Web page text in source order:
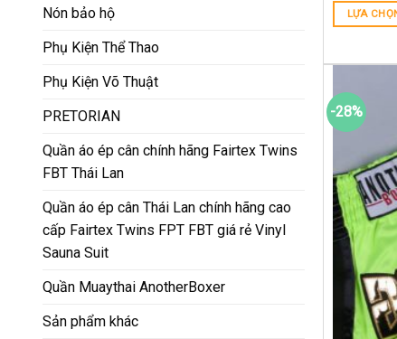
Nón bảo hộ
Phụ Kiện Thể Thao
Phụ Kiện Võ Thuật
PRETORIAN
Quần áo ép cân chính hãng Fairtex Twins
FBT Thái Lan
Quần áo ép cân Thái Lan chính hãng cao
cấp Fairtex Twins FPT FBT giá rẻ Vinyl
Sauna Suit
Quần Muaythai AnotherBoxer
Sản phẩm khác
LỰA
-28%